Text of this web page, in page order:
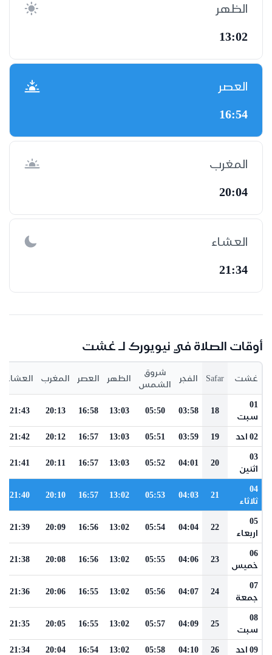
الظهر
13:02
العصر
16:54
المغرب
20:04
العشاء
21:34
أوقات الصلاة في نيويورك لـ غشت
غشت Safar الفجر
شروق
الشمس
الظهر العصر المغرب العشاء
01
سبت
18
03:58
05:50
13:03
16:58
20:13
21:43
02 احد 19
03:59
05:51
13:03
16:57
20:12
21:42
03
اثنين
20
04:01
05:52
13:03
16:57
20:11
21:41
04
ثلاثاء
21
04:03
05:53
13:02
16:57
20:10
21:40
05
اربعاء
22
04:04
05:54
13:02
16:56
20:09
21:39
06
خميس
23
04:06
05:55
13:02
16:56
20:08
21:38
07
جمعة
24
04:07
05:56
13:02
16:55
20:06
21:36
08
سبت
25
04:09
05:57
13:02
16:55
20:05
21:35
09 احد 26
04:10
05:58
13:02
16:54
20:04
21:34